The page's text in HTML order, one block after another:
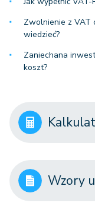
Zwolnienie z VAT
wiedzieć?
Zaniechana
koszt?
Wzory